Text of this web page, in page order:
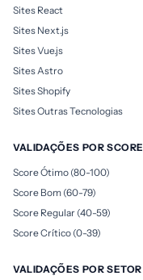
Sites React
Sites Next.js
Sites Vue.js
Sites Astro
Sites Shopify
Sites Outras Tecnologias
VALIDAÇÕES POR SCORE
Score Ótimo (80-100)
Score Bom (60-79)
Score Regular (40-59)
Score Crítico (0-39)
VALIDAÇÕES POR SETOR